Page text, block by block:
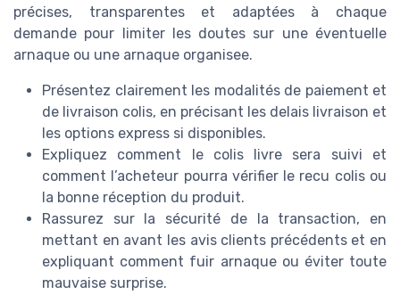
précises, transparentes et adaptées à chaque
demande pour limiter les doutes sur une éventuelle
arnaque ou une arnaque organisee.
Présentez clairement les modalités de paiement et
de livraison colis, en précisant les delais livraison et
les options express si disponibles.
Expliquez comment le colis livre sera suivi et
comment l’acheteur pourra vérifier le recu colis ou
la bonne réception du produit.
Rassurez sur la sécurité de la transaction, en
mettant en avant les avis clients précédents et en
expliquant comment fuir arnaque ou éviter toute
mauvaise surprise.